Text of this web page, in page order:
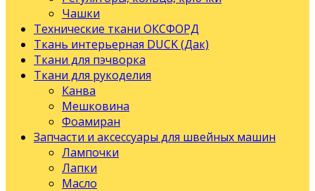
Чашки
Технические ткани ОКСФОРД
Ткань интерьерная DUCK (Дак)
Ткани для пэчворка
Ткани для рукоделия
Канва
Мешковина
Фоамиран
Запчасти и аксессуары для швейных машин
Лампочки
Лапки
Масло